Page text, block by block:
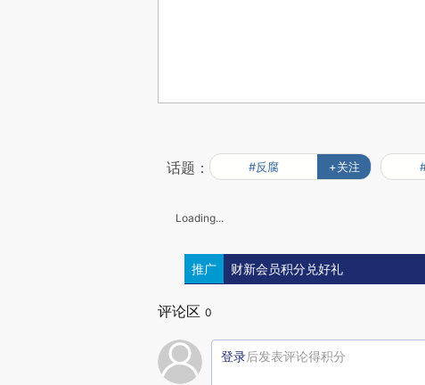
话题： #反腐 +关注
Loading...
推广 财新会员积分兑好礼
评论区 0
登录后发表评论得积分